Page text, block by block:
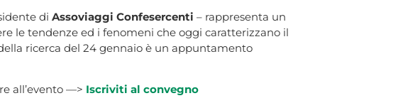
di Assoviaggi Confesercenti – rappresenta un
le tendenze ed i fenomeni che oggi caratterizzano il
ricerca del 24 gennaio è un appuntamento
all’evento —> Iscriviti al convegno